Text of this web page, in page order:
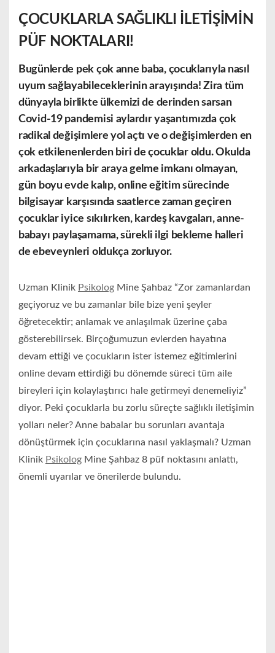
ÇOCUKLARLA SAĞLIKLI İLETİŞİMİN
PÜF NOKTALARI!
Bugünlerde pek çok anne baba, çocuklarıyla nasıl
uyum sağlayabileceklerinin arayışında! Zira tüm
dünyayla birlikte ülkemizi de derinden sarsan
Covid-19 pandemisi aylardır yaşantımızda çok
radikal değişimlere yol açtı ve o değişimlerden en
çok etkilenenlerden biri de çocuklar oldu. Okulda
arkadaşlarıyla bir araya gelme imkanı olmayan,
gün boyu evde kalıp, online eğitim sürecinde
bilgisayar karşısında saatlerce zaman geçiren
çocuklar iyice sıkılırken, kardeş kavgaları, anne-
babayı paylaşamama, sürekli ilgi bekleme halleri
de ebeveynleri oldukça zorluyor.
Uzman Klinik Psikolog Mine Şahbaz “Zor zamanlardan
geçiyoruz ve bu zamanlar bile bize yeni şeyler
öğretecektir; anlamak ve anlaşılmak üzerine çaba
gösterebilirsek. Birçoğumuzun evlerden hayatına
devam ettiği ve çocukların ister istemez eğitimlerini
online devam ettirdiği bu dönemde süreci tüm aile
bireyleri için kolaylaştırıcı hale getirmeyi denemeliyiz”
diyor. Peki çocuklarla bu zorlu süreçte sağlıklı iletişimin
yolları neler? Anne babalar bu sorunları avantaja
dönüştürmek için çocuklarına nasıl yaklaşmalı? Uzman
Klinik Psikolog Mine Şahbaz 8 püf noktasını anlattı,
önemli uyarılar ve önerilerde bulundu.